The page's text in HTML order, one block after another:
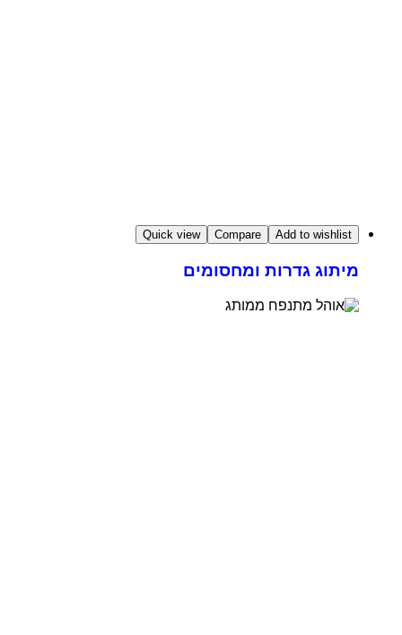
Add to wishlist
Compare
Quick view
מיתוג גדרות ומחסומים